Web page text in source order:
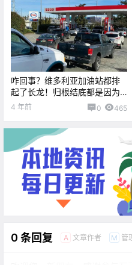
咋回事？维多利亚加油站都排
起了长龙！归根结底都是因为
这场暴洪。。
4 年前 0 465
0 条回复 A 文章作者 M 管